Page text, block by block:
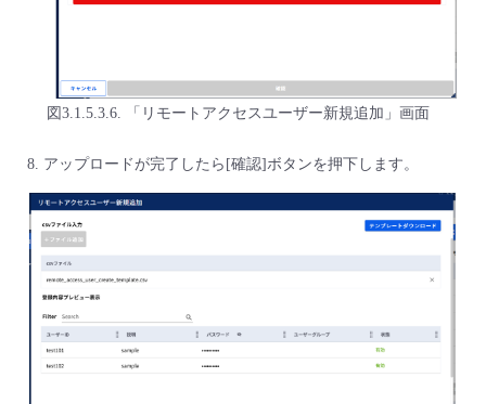
図3.1.5.3.6. 「リモートアクセスユーザー新規追加」画面
アップロードが完了したら[確認]ボタンを押下します。